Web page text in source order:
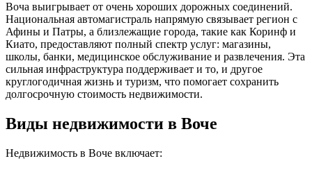
Воча выигрывает от очень хороших дорожных соединений.
Национальная автомагистраль напрямую связывает регион с
Афины и Патры, а близлежащие города, такие как Коринф и
Киато, предоставляют полный спектр услуг: магазины,
школы, банки, медицинское обслуживание и развлечения. Эта
сильная инфраструктура поддерживает и то, и другое
круглогодичная жизнь и туризм, что помогает сохранить
долгосрочную стоимость недвижимости.
Виды недвижимости в Воче
Недвижимость в Воче включает: